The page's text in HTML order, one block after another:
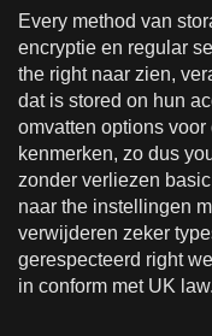
Every method van
encryptie en regular
the right naar zien,
dat is stored on hun
omvatten options
kenmerken, zo dus
zonder verliezen
naar the instellingen
verwijderen zeker
gerespecteerd right
in conform met UK law.